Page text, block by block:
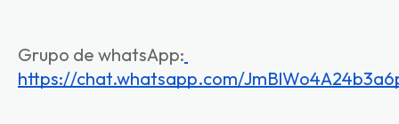
Grupo de whatsApp:
https://chat.whatsapp.com/